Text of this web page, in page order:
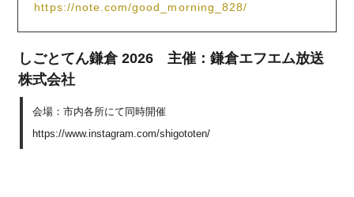
https://note.com/good_morning_828/
しごとてん鎌倉 2026 主催：鎌倉エフエム放送
株式会社
会場：市内各所にて同時開催
https://www.instagram.com/shigototen/